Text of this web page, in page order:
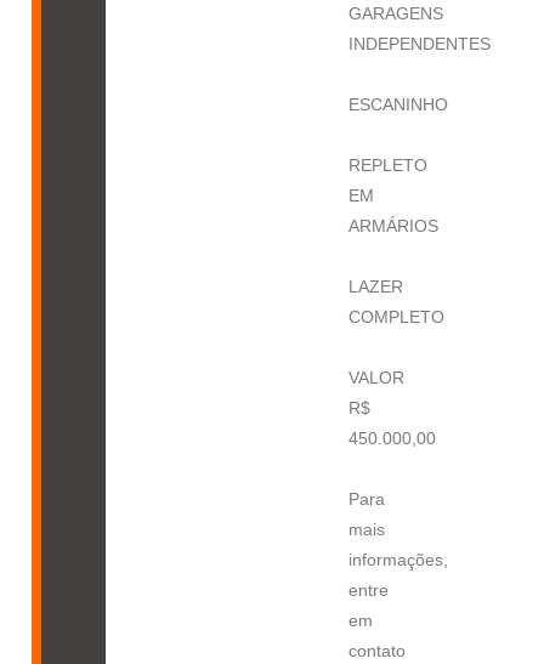
GARAGENS
INDEPENDENTES
ESCANINHO
REPLETO
EM
ARMÁRIOS
LAZER
COMPLETO
VALOR
R$
450.000,00
Para
mais
informações,
entre
em
contato